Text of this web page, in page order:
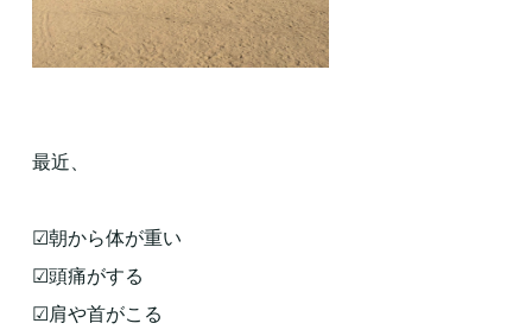
最近、
☑朝から体が重い
☑頭痛がする
☑肩や首がこる